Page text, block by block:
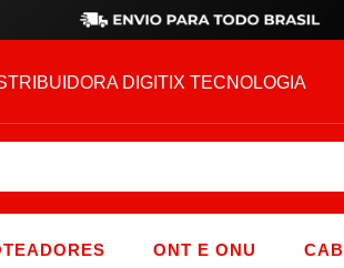
DIGITIX TECNOLOGIA
ONT E ONU